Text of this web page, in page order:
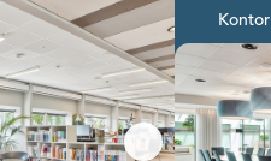
Kontor med internationalKontor